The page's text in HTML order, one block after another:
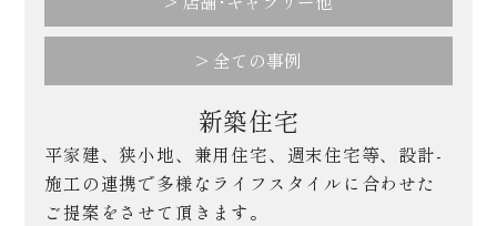
> 全ての事例
新築住宅
平家建、狭小地、兼用住宅、週末住宅等、設計-
施工の連携で多様なライフスタイルに合わせた
ご提案をさせて頂きます。